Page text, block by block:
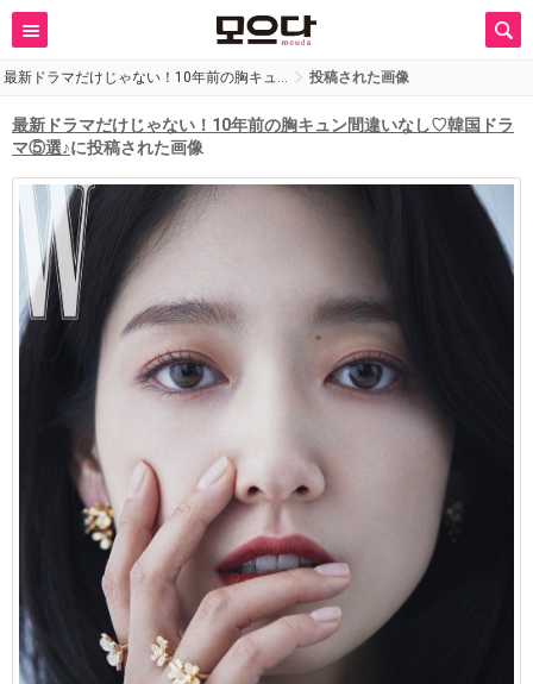
最新ドラマだけじゃない！10年前の胸キュ… 投稿された画像
最新ドラマだけじゃない！10年前の胸キュン間違いなし♡韓国ドラ
マ⑤選♪に投稿された画像